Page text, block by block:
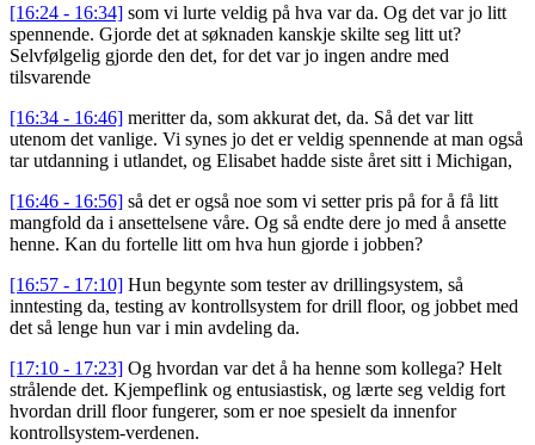
[16:24 - 16:34] som vi lurte veldig på hva var da. Og det var jo litt
spennende. Gjorde det at søknaden kanskje skilte seg litt ut?
Selvfølgelig gjorde den det, for det var jo ingen andre med
tilsvarende
[16:34 - 16:46] meritter da, som akkurat det, da. Så det var litt
utenom det vanlige. Vi synes jo det er veldig spennende at man også
tar utdanning i utlandet, og Elisabet hadde siste året sitt i Michigan,
[16:46 - 16:56] så det er også noe som vi setter pris på for å få litt
mangfold da i ansettelsene våre. Og så endte dere jo med å ansette
henne. Kan du fortelle litt om hva hun gjorde i jobben?
[16:57 - 17:10] Hun begynte som tester av drillingsystem, så
inntesting da, testing av kontrollsystem for drill floor, og jobbet med
det så lenge hun var i min avdeling da.
[17:10 - 17:23] Og hvordan var det å ha henne som kollega? Helt
strålende det. Kjempeflink og entusiastisk, og lærte seg veldig fort
hvordan drill floor fungerer, som er noe spesielt da innenfor
kontrollsystem-verdenen.